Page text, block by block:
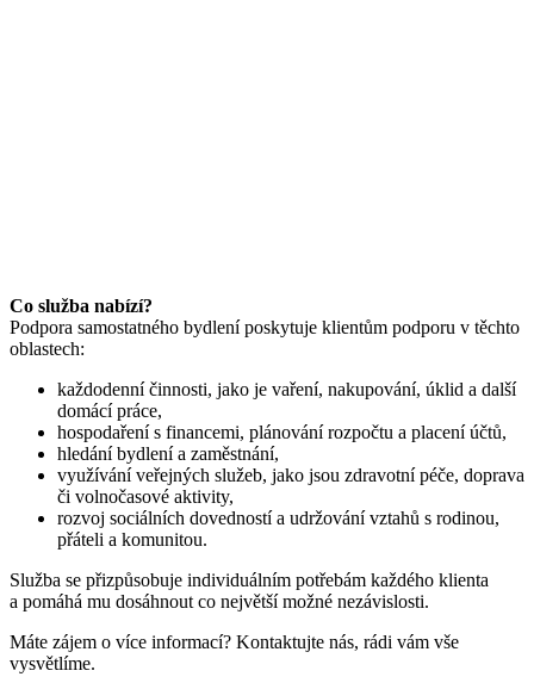
Co služba nabízí?
Podpora samostatného bydlení poskytuje klientům podporu v těchto
oblastech:
každodenní činnosti, jako je vaření, nakupování, úklid a další
domácí práce,
hospodaření s financemi, plánování rozpočtu a placení účtů,
hledání bydlení a zaměstnání,
využívání veřejných služeb, jako jsou zdravotní péče, doprava
či volnočasové aktivity,
rozvoj sociálních dovedností a udržování vztahů s rodinou,
přáteli a komunitou.
Služba se přizpůsobuje individuálním potřebám každého klienta
a pomáhá mu dosáhnout co největší možné nezávislosti.
Máte zájem o více informací? Kontaktujte nás, rádi vám vše
vysvětlíme.